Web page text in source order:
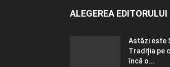
ALEGEREA EDITORULUI
Astăzi este
Tradiția pe
încă o...